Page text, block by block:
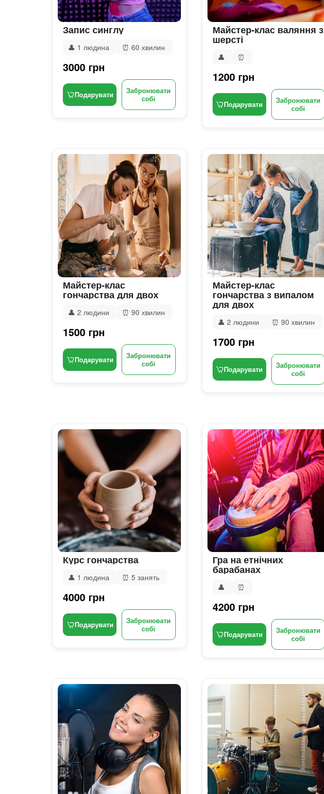
Запис синглу
👤 1 людина ⏰ 60 хвилин
3000 грн
Подарувати
Забронювати
собі
Майстер-клас валяння з
шерсті
👤 ⏰
1200 грн
Подарувати
Забронювати
собі
Майстер-клас
гончарства для двох
👤 2 людини ⏰ 90 хвилин
1500 грн
Подарувати
Забронювати
собі
Майстер-клас
гончарства з випалом
для двох
👤 2 людини ⏰ 90 хвилин
1700 грн
Подарувати
Забронювати
собі
Курс гончарства
👤 1 людина ⏰ 5 занять
4000 грн
Подарувати
Забронювати
собі
Гра на етнічних
барабанах
👤 ⏰
4200 грн
Подарувати
Забронювати
собі